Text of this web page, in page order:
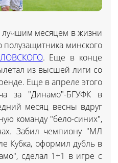
лучшим месяцем в жизни
полузащитника минского
. Еще в конце
из высшей лиги со
Еще в апреле этого
за "Динамо"-БГУФК в
месяц весны вдруг
команду "бело-синих",
Забил чемпиону "МЛ
Кубка, оформил дубль в
сделал 1+1 в игре с